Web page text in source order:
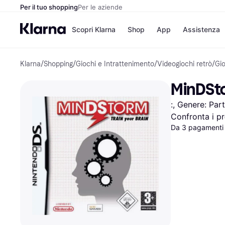
Per il tuo shoppingPer le aziende
Scopri Klarna
Opzioni di
Paga ora
Paga in 3 rate
Paga dopo 30 giorni
Finanziamento
Shop
Negozi
Unieuro
Media
eBay
Zalando
App Assistenza
Klarna/Shopping/Giochi e Intrattenimento/Videogiochi retrò/
:, Genere:
Confronta i
Da 3